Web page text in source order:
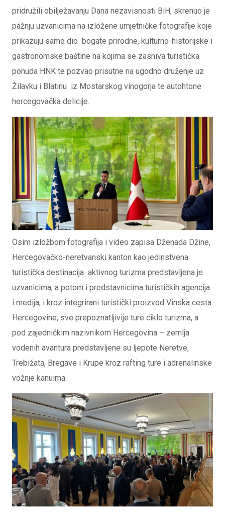
pridružili obilježavanju Dana nezavisnosti BiH, skrenuo je
pažnju uzvanicima na izložene umjetničke fotografije koje
prikazuju samo dio bogate prirodne, kulturno-historijske i
gastronomske baštine na kojima se zasniva turistička
ponuda HNK te pozvao prisutne na ugodno druženje uz
Žilavku i Blatinu iz Mostarskog vinogorja te autohtone
hercegovačka delicije.
Osim izložbom fotografija i video zapisa Dženada Džine,
Hercegovačko-neretvanski kanton kao jedinstvena
turistička destinacija aktivnog turizma predstavljena je
uzvanicima, a potom i predstavnicima turističkih agencija
i medija, i kroz integrirani turistički proizvod Vinska cesta
Hercegovine, sve prepoznatljivije ture ciklo turizma, a
pod zajedničkim nazivnikom Hercegovina – zemlja
vodenih avantura predstavljene su ljepote Neretve,
Trebižata, Bregave i Krupe kroz rafting ture i adrenalinske
vožnje kanuima.